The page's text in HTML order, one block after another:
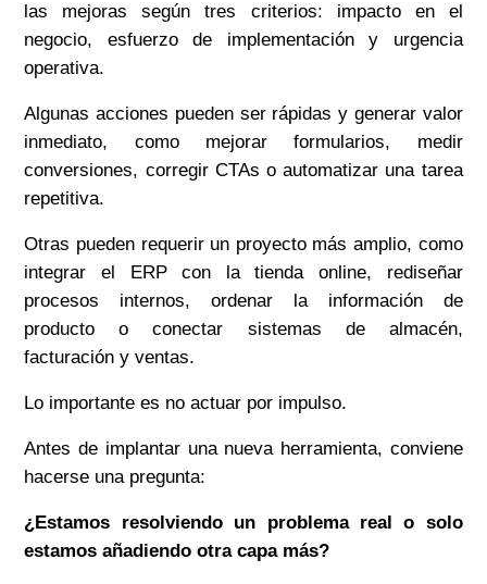
las mejoras según tres criterios: impacto en el
negocio, esfuerzo de implementación y urgencia
operativa.
Algunas acciones pueden ser rápidas y generar valor
inmediato, como mejorar formularios, medir
conversiones, corregir CTAs o automatizar una tarea
repetitiva.
Otras pueden requerir un proyecto más amplio, como
integrar el ERP con la tienda online, rediseñar
procesos internos, ordenar la información de
producto o conectar sistemas de almacén,
facturación y ventas.
Lo importante es no actuar por impulso.
Antes de implantar una nueva herramienta, conviene
hacerse una pregunta:
¿Estamos resolviendo un problema real o solo
estamos añadiendo otra capa más?